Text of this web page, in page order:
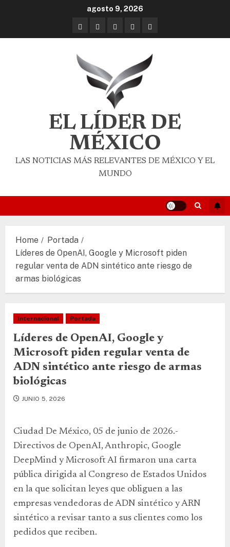
agosto 9, 2026
EL LÍDER DE
MÉXICO
LAS NOTICIAS MÁS RELEVANTES DE MÉXICO Y EL
MUNDO
Home
Portada
Líderes de OpenAI, Google y Microsoft piden
regular venta de ADN sintético ante riesgo de
armas biológicas
Internacional Portada
Líderes de OpenAI, Google y
Microsoft piden regular venta de
ADN sintético ante riesgo de armas
biológicas
JUNIO 5, 2026
Ciudad De México, 05 de junio de 2026.-
Directivos de OpenAI, Anthropic, Google
DeepMind y Microsoft AI firmaron una carta
pública dirigida al Congreso de Estados Unidos
en la que solicitan leyes que obliguen a las
empresas vendedoras de ADN sintético y ARN
sintético a revisar tanto a sus clientes como los
pedidos que reciben.